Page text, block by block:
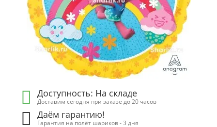
Доступность: На складе
Доставим сегодня при заказе до 20 часов
Даём гарантию!
Гарантия на полёт шариков - 3 дня